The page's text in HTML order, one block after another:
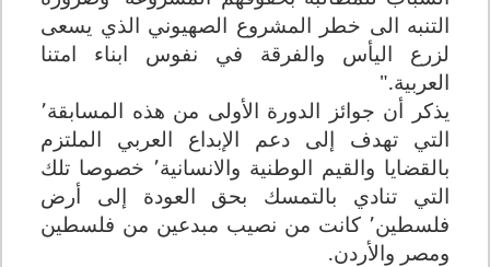
التنبه الى خطر المشروع الصهيوني الذي يسعى
لزرع اليأس والفرقة في نفوس ابناء امتنا
العربية".
يذكر أن جوائز الدورة الأولى من هذه المسابقة٬
التي تهدف إلى دعم الإبداع العربي الملتزم
بالقضايا والقيم الوطنية والانسانية٬ خصوصا تلك
التي تنادي بالتمسك بحق العودة إلى أرض
فلسطين٬ كانت من نصيب مبدعين من فلسطين
ومصر والأردن.